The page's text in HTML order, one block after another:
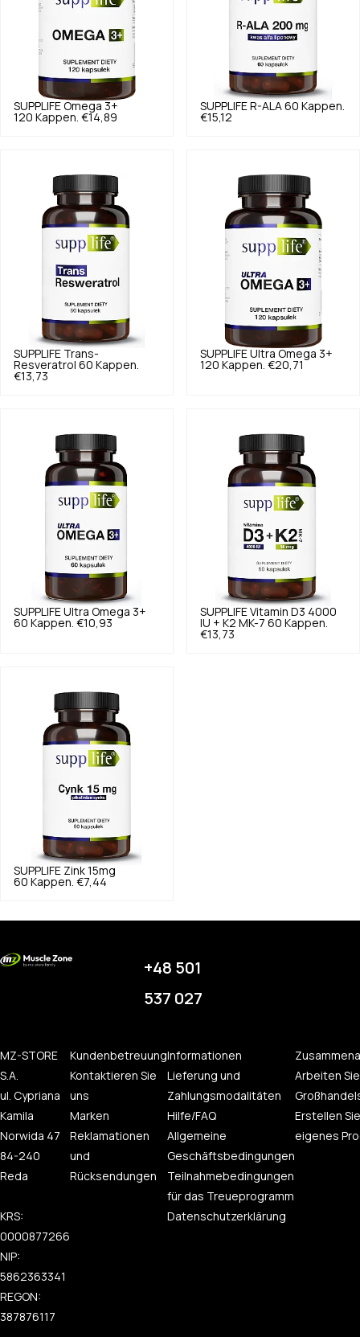
SUPPLIFE Omega 3+
120 Kappen. €14,89
SUPPLIFE R-ALA 60 Kappen.
€15,12
SUPPLIFE Trans-
Resveratrol 60 Kappen.
€13,73
SUPPLIFE Ultra Omega 3+
120 Kappen. €20,71
SUPPLIFE Ultra Omega 3+
60 Kappen. €10,93
SUPPLIFE Vitamin D3 4000
IU + K2 MK-7 60 Kappen.
€13,73
SUPPLIFE Zink 15mg
60 Kappen. €7,44
+48 501
537 027
MZ-STORE
S.A.
ul. Cypriana
Kamila
Norwida 47
84-240
Reda
KRS:
0000877266
NIP:
5862363341
REGON:
387876117
Kundenbetreuung
Kontaktieren Sie
uns
Marken
Reklamationen
und
Rücksendungen
Informationen
Lieferung und
Zahlungsmodalitäten
Hilfe/FAQ
Allgemeine
Geschäftsbedingungen
Teilnahmebedingungen
für das Treueprogramm
Datenschutzerklärung
Arbeiten
Erstellen
eigenes